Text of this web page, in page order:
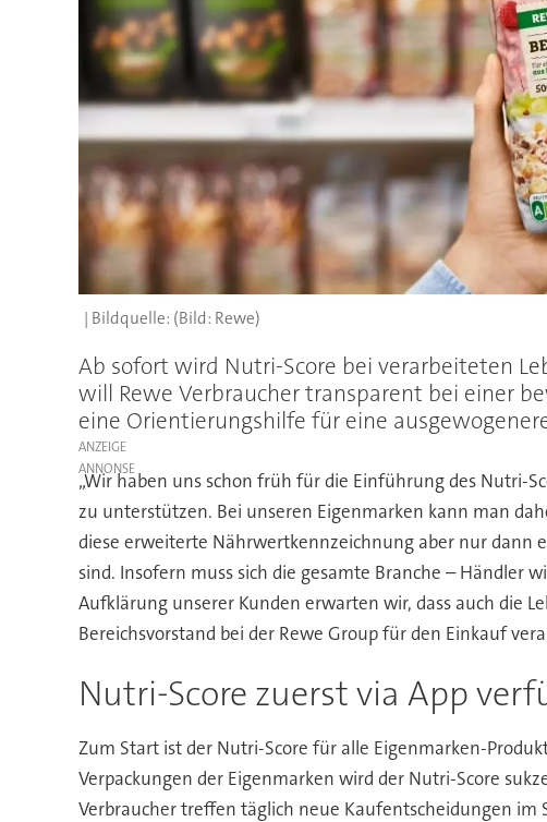
(Bild: Rewe)
Ab sofort wird Nutri-Score bei verarbeiteten
will Rewe Verbraucher transparent bei einer
eine Orientierungshilfe für eine
ANZEIGE
„Wir haben uns schon früh für die Einführung des Nutri-
zu unterstützen. Bei unseren Eigenmarken kann man
diese erweiterte Nährwertkennzeichnung aber nur
sind. Insofern muss sich die gesamte Branche – Händler
Aufklärung unserer Kunden erwarten wir, dass auch die
Bereichsvorstand bei der Rewe Group für den Einkauf
Nutri-Score zuerst via App
Zum Start ist der Nutri-Score für alle Eigenmarken-
Verpackungen der Eigenmarken wird der Nutri-Score
Verbraucher treffen täglich neue Kaufentscheidungen im